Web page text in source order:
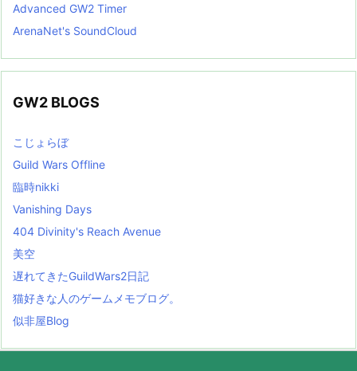
Advanced GW2 Timer
ArenaNet's SoundCloud
GW2 BLOGS
こじょらぼ
Guild Wars Offline
臨時nikki
Vanishing Days
404 Divinity's Reach Avenue
美空
遅れてきたGuildWars2日記
猫好きな人のゲームメモブログ。
似非屋Blog